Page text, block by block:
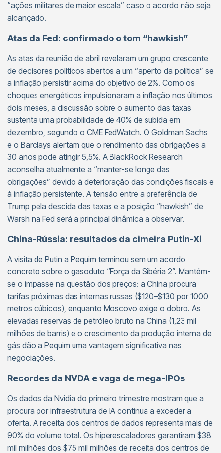
“ações militares de maior escala” caso o acordo não seja
alcançado.
Atas da Fed: confirmado o tom “hawkish”
As atas da reunião de abril revelaram um grupo crescente
de decisores políticos abertos a um “aperto da política” se
a inflação persistir acima do objetivo de 2%. Como os
choques energéticos impulsionaram a inflação nos últimos
dois meses, a discussão sobre o aumento das taxas
sustenta uma probabilidade de 40% de subida em
dezembro, segundo o CME FedWatch. O Goldman Sachs
e o Barclays alertam que o rendimento das obrigações a
30 anos pode atingir 5,5%. A BlackRock Research
aconselha atualmente a “manter-se longe das
obrigações” devido à deterioração das condições fiscais e
à inflação persistente. A tensão entre a preferência de
Trump pela descida das taxas e a posição “hawkish” de
Warsh na Fed será a principal dinâmica a observar.
China-Rússia: resultados da cimeira Putin-Xi
A visita de Putin a Pequim terminou sem um acordo
concreto sobre o gasoduto “Força da Sibéria 2”. Mantém-
se o impasse na questão dos preços: a China procura
tarifas próximas das internas russas ($120–$130 por 1000
metros cúbicos), enquanto Moscovo exige o dobro. As
elevadas reservas de petróleo bruto na China (1,23 mil
milhões de barris) e o crescimento da produção interna de
gás dão a Pequim uma vantagem significativa nas
negociações.
Recordes da NVDA e vaga de mega-IPOs
Os dados da Nvidia do primeiro trimestre mostram que a
procura por infraestrutura de IA continua a exceder a
oferta. A receita dos centros de dados representa mais de
90% do volume total. Os hiperescaladores garantiram $38
mil milhões dos $75 mil milhões de receita dos centros de